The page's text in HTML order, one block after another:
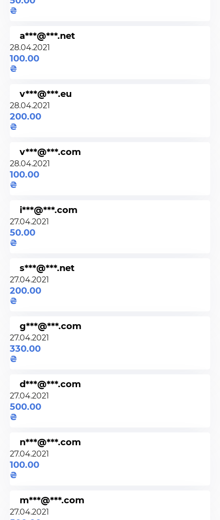
a***@***.net
28.04.2021
100.00
v***@***.eu
28.04.2021
200.00
v***@***.com
28.04.2021
100.00
i***@***.com
27.04.2021
50.00
s***@***.net
27.04.2021
200.00
g***@***.com
27.04.2021
330.00
d***@***.com
27.04.2021
500.00
n***@***.com
27.04.2021
100.00
m***@***.com
27.04.2021